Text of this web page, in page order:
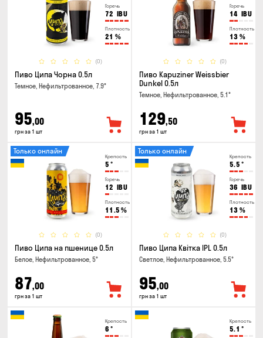
Горечь
72 IBU
Плотность
21 %
(0)
Пиво Ципа Чорна 0.5л
Темное, Нефильтрованное, 7.9°
95,00
грн за 1 шт
Горечь
14 IBU
Плотность
13 %
(0)
Пиво Kapuziner Weissbier
Dunkel 0.5л
Темное, Нефильтрованное, 5.1°
129,50
грн за 1 шт
Крепость
5 °
Горечь
12 IBU
Плотность
11.5 %
(0)
Только онлайн
Пиво Ципа на пшенице 0.5л
Белое, Нефильтрованное, 5°
87,00
грн за 1 шт
Крепость
5.5 °
Горечь
36 IBU
Плотность
13 %
(0)
Только онлайн
Пиво Ципа Квітка IPL 0.5л
Светлое, Нефильтрованное, 5.5°
95,00
грн за 1 шт
Крепость
6 °
Крепость
5.1 °